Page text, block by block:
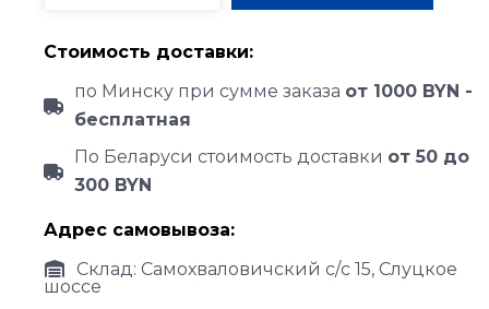
Стоимость доставки:
по Минску при сумме заказа от 1000 BYN -
бесплатная
По Беларуси стоимость доставки от 50 до
300 BYN
Адрес самовывоза:
Склад: Самохваловичский с/с 15, Слуцкое
шоссе